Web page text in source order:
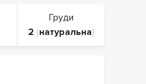
Груди
2 (натуральна)